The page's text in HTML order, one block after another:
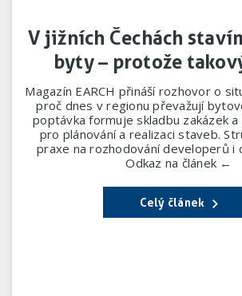
V jižních Čechách
byty – protože
Magazín EARCH přináší rozhovor o
proč dnes v regionu převažují
poptávka formuje skladbu zakázek
pro plánování a realizaci staveb.
praxe na rozhodování developerů i
Odkaz na článek ←
Celý článek